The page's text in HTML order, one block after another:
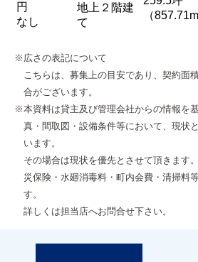
円
なし
地上２階建
て
（
※広さの表記について
こちらは、募集上の目安であり、契約面
合がございます。
※本資料は貸主及び管理会社からの情報を
真・間取図・設備条件等において、現状
います。
その場合は現状を優先とさせて頂きます
災保険・水廻消毒料・町内会費・清掃料
す。
詳しくは担当店へお問合せ下さい。